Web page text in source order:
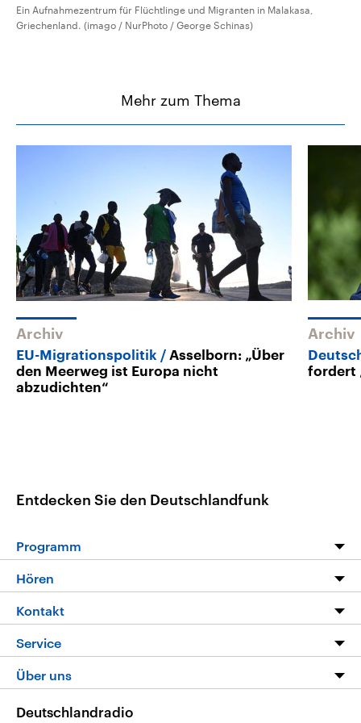
Ein Aufnahmezentrum für Flüchtlinge und Migranten in Malakasa,
Griechenland. (imago / NurPhoto / George Schinas)
Mehr zum Thema
Archiv
EU-Migrationspolitik
Asselborn: „Über
den Meerweg ist Europa nicht
abzudichten“
Archiv
fordert
Entdecken Sie den Deutschlandfunk
Programm
Programm
Die Nachrichten
Nachrichtenleicht
Neue Beiträge auf dlf.de
Hören
Livestream
Podcasts
Deutschlandfunk App
Nachrichten App
Kontakt
Hörerservice
Service
FAQ
Über uns
Deutschlandradio